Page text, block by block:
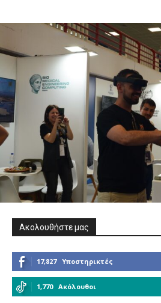
Ακολουθήστε μας
17,827 Υποστηρικτές
1,770 Ακόλουθοι